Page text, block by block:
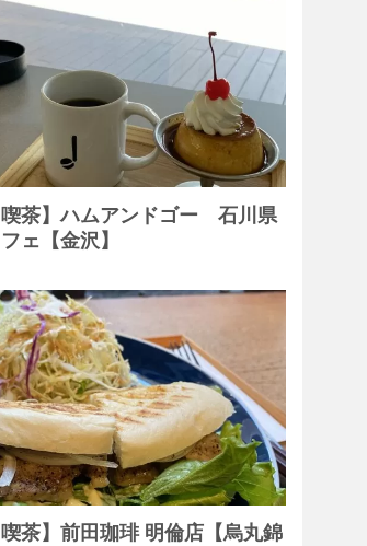
喫茶】ハムアンドゴー 石川県
ェ【金沢】
喫茶】前田珈琲 明倫店【烏丸錦